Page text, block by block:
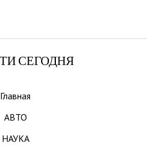
СЕГОДНЯ
Главная
АВТО
НАУКА